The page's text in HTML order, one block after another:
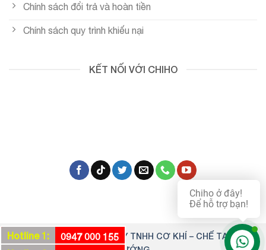
Chính sách đổi trả và hoàn tiền
Chính sách quy trình khiếu nại
KẾT NỐI VỚI CHIHO
Copyright 2026 ©CÔNG TY TNHH CƠ KHÍ – CHẾ TẠO CHÍ
Hotline 1:
0947 000 155
Chiho ở đây!
Để hỗ trợ bạn!